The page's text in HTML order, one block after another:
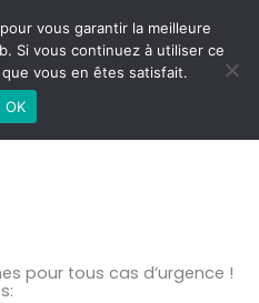
pour tous cas d’urgence !
vous garantir la meilleure
Si vous continuez à utiliser ce
vous en êtes satisfait.
OK